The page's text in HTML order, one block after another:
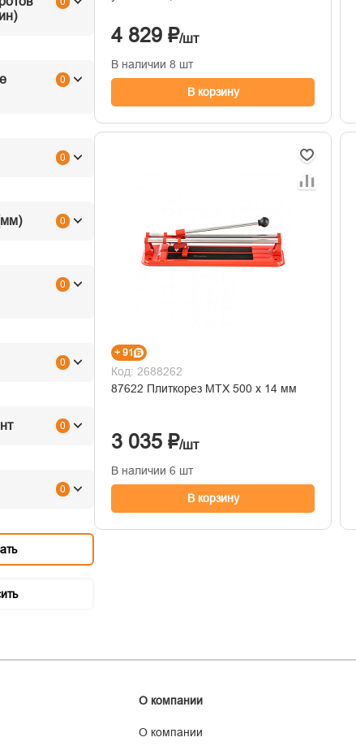
0
0
0
0
0
0
0
4 829 ₽/шт
В наличии 8 шт
В корзину
+ 91
Код: 2688262
87622 Плиткорез MTX 500 х 14 мм
3 035 ₽/шт
В наличии 6 шт
В корзину
О компании
О компании